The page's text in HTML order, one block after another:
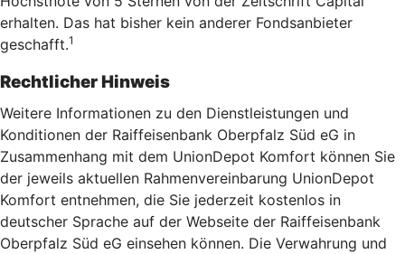
erhalten. Das hat bisher kein anderer Fondsanbieter
geschafft.1
Rechtlicher Hinweis
Weitere Informationen zu den Dienstleistungen und
Konditionen der Raiffeisenbank Oberpfalz Süd eG in
Zusammenhang mit dem UnionDepot Komfort können Sie
der jeweils aktuellen Rahmenvereinbarung UnionDepot
Komfort entnehmen, die Sie jederzeit kostenlos in
deutscher Sprache auf der Webseite der Raiffeisenbank
Oberpfalz Süd eG einsehen können. Die Verwahrung und